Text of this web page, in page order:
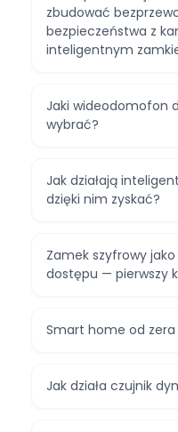
zbudować
bezpieczeństwa z
inteligentnym
Jaki wideodomofon
wybrać?
Jak działają
dzięki nim zyskać?
Zamek szyfrowy
dostępu — pierwszy
Smart home od
Jak działa czujnik